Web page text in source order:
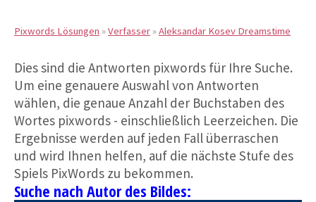
Pixwords Lösungen »Verfasser»Aleksandar Kosev Dreamstime
Dies sind die Antworten pixwords für Ihre Suche.
Um eine genauere Auswahl von Antworten
wählen, die genaue Anzahl der Buchstaben des
Wortes pixwords - einschließlich Leerzeichen. Die
Ergebnisse werden auf jeden Fall überraschen
und wird Ihnen helfen, auf die nächste Stufe des
Spiels PixWords zu bekommen.
Suche nach Autor des Bildes: